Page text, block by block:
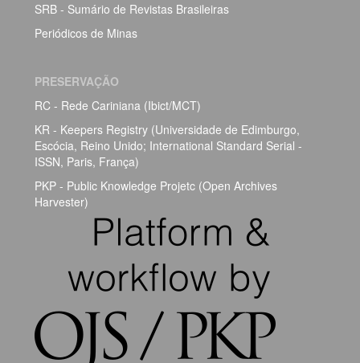
SRB - Sumário de Revistas Brasileiras
Periódicos de Minas
PRESERVAÇÃO
RC - Rede Cariniana (Ibict/MCT)
KR - Keepers Registry (Universidade de Edimburgo,
Escócia, Reino Unido; International Standard Serial -
ISSN, Paris, França)
PKP - Public Knowledge Projetc (Open Archives
Harvester)